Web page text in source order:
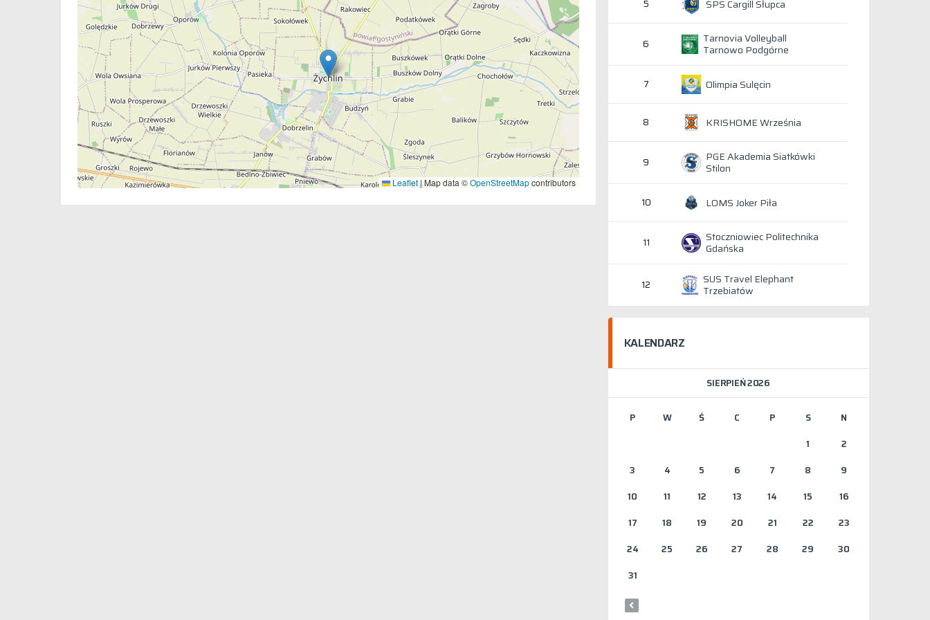
Leaflet|Map data ©OpenStreetMapcontributors
5 SPS Cargill Słupca
6 Tarnovia Volleyball
Tarnowo Podgórne
7 Olimpia Sulęcin
8 KRISHOME Września
9 PGE Akademia Siatkówki
Stilon
10 LOMS Joker Piła
11 Stoczniowiec Politechnika
Gdańska
12 SUS Travel Elephant
Trzebiatów
KALENDARZ
SIERPIEŃ 2026
P W Ś C P S
N
1
2
3
4 5 6 7 8
9
10
11 12 13 14 15
16
17
18 19 20 21 22
23
24
25 26 27 28 29
30
31